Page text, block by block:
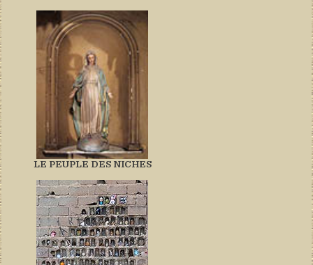
LE PEUPLE DES NICHES